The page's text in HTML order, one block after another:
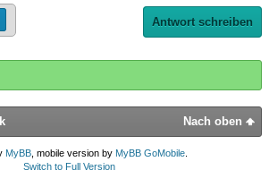
Antwort schreiben
Nach oben
MyBB, mobile version by MyBB GoMobile.
Switch to Full Version